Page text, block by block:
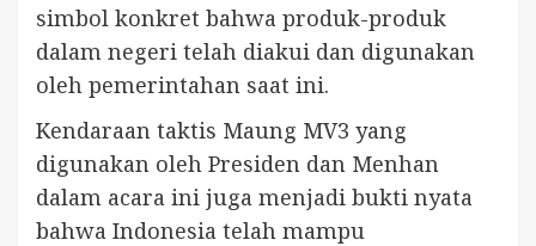
simbol konkret bahwa produk-produk
dalam negeri telah diakui dan digunakan
oleh pemerintahan saat ini.
Kendaraan taktis Maung MV3 yang
digunakan oleh Presiden dan Menhan
dalam acara ini juga menjadi bukti nyata
bahwa Indonesia telah mampu